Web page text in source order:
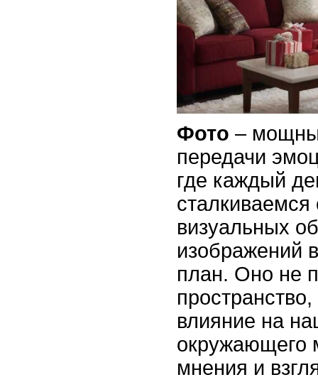
Фото –
передачи
где каждый
визуальных
изображений
план. Оно не
влияние на
окружающего
мнения и